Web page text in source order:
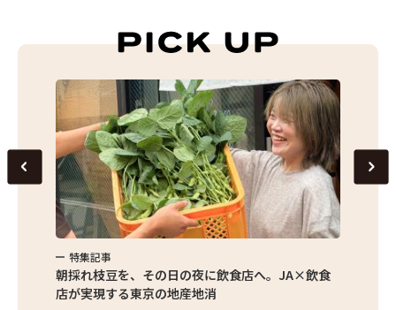
特集記事
朝採れ枝豆を、その日の夜に飲食店へ。JA×飲食
店が実現する東京の地産地消